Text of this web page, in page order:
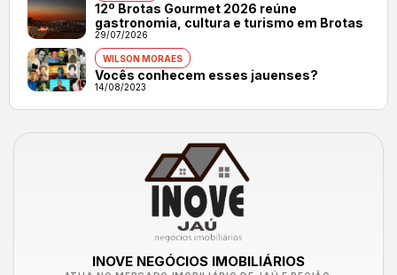
12º Brotas Gourmet 2026 reúne
gastronomia, cultura e turismo em Brotas
29/07/2026
WILSON MORAES
Vocês conhecem esses jauenses?
14/08/2023
INOVE NEGÓCIOS IMOBILIÁRIOS